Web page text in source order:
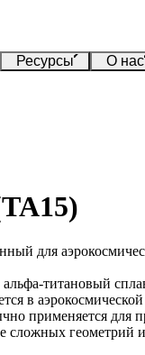
Ресурсы О нас
для
титановый
в
применяется для
сложных